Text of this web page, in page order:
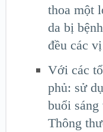
thoa một
da bị
đều các
Với các
phủ: sử
buổi
Thông